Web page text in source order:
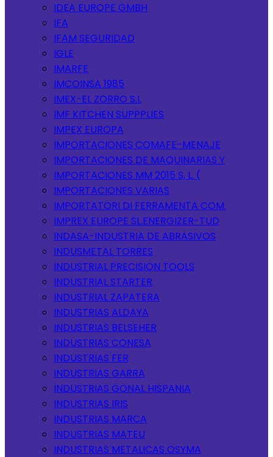
IDEA EUROPE GMBH
IFA
IFAM SEGURIDAD
IGLE
IMARFE
IMCOINSA 1985
IMEX-EL ZORRO S.L
IMF KITCHEN SUPPPLIES
IMPEX EUROPA
IMPORTACIONES COMAFE-MENAJE
IMPORTACIONES DE MAQUINARIAS Y
IMPORTACIONES MM 2015 S, L. (
IMPORTACIONES VARIAS
IMPORTATORI DI FERRAMENTA COM.
IMPREX EUROPE SL.ENERGIZER-TUD
INDASA-INDUSTRIA DE ABRASIVOS
INDUSMETAL TORRES
INDUSTRIAL PRECISION TOOLS
INDUSTRIAL STARTER
INDUSTRIAL ZAPATERA
INDUSTRIAS ALDAYA
INDUSTRIAS BELSEHER
INDUSTRIAS CONESA
INDUSTRIAS FER
INDUSTRIAS GARRA
INDUSTRIAS GONAL HISPANIA
INDUSTRIAS IRIS
INDUSTRIAS MARCA
INDUSTRIAS MATEU
INDUSTRIAS METALICAS OSYMA